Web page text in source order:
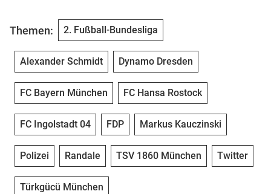
Themen: 2. Fußball-Bundesliga
Alexander Schmidt Dynamo Dresden
FC Bayern München FC Hansa Rostock
FC Ingolstadt 04 FDP Markus Kauczinski
Polizei Randale TSV 1860 München Twitter
Türkgücü München